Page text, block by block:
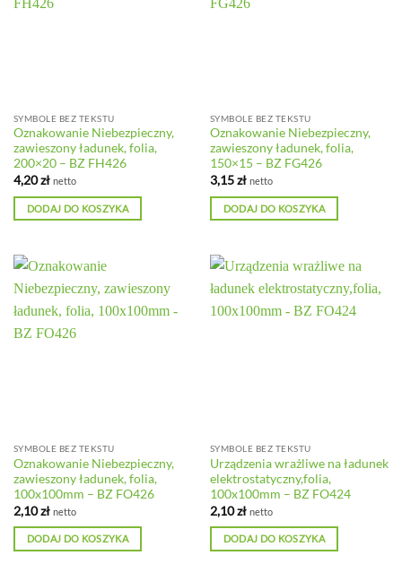
SYMBOLE BEZ TEKSTU
Oznakowanie Niebezpieczny,
zawieszony ładunek, folia,
200×20 – BZ FH426
4,20zł netto
DODAJ DO KOSZYKA
SYMBOLE BEZ TEKSTU
Oznakowanie Niebezpieczny,
zawieszony ładunek, folia,
150×15 – BZ FG426
3,15zł netto
DODAJ DO KOSZYKA
SYMBOLE BEZ TEKSTU
Oznakowanie Niebezpieczny,
zawieszony ładunek, folia,
100x100mm – BZ FO426
2,10zł netto
DODAJ DO KOSZYKA
SYMBOLE BEZ TEKSTU
Urządzenia wrażliwe na ładunek
elektrostatyczny,folia,
100x100mm – BZ FO424
2,10zł netto
DODAJ DO KOSZYKA